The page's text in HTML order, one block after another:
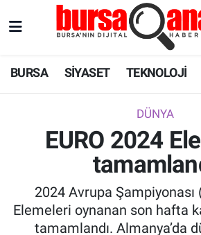
BURSA SİYASET TEKNOLOJİ
DÜNYA
EURO 2024
2024 Avrupa Şampiyonası
Elemeleri oynanan son hafta
tamamlandı. Almanya’da
EKONOMİ
SAĞLIK
Süper Lig Puan Durumu ve
Tüm Manşetler
Son Dakika Haberleri